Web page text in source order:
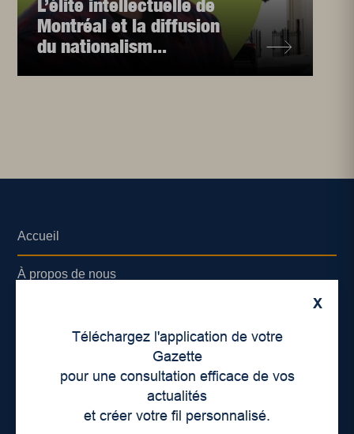
L’élite intellectuelle de
Montréal et la diffusion
du nationalism...
X
Téléchargez l'application de votre
Gazette
pour une consultation efficace de vos
actualités
et créer votre fil personnalisé.
Accueil
À propos de nous
Lieux de distribution